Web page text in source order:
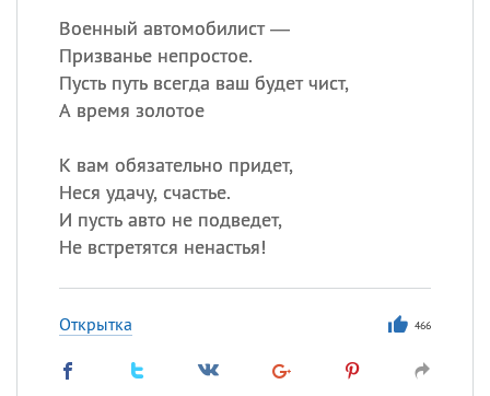
Военный автомобилист —
Призванье непростое.
Пусть путь всегда ваш будет чист,
А время золотое
К вам обязательно придет,
Неся удачу, счастье.
И пусть авто не подведет,
Не встретятся ненастья!
Открытка 466